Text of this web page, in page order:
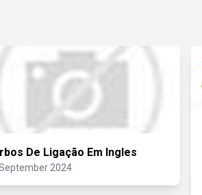
De Ligação Em Ingles
2024